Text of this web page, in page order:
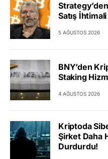
Satış
5 AĞUSTOS 2026
BNY’den
Staking
4 AĞUSTOS 2026
Kriptoda
Şirket Daha
Durdurdu!